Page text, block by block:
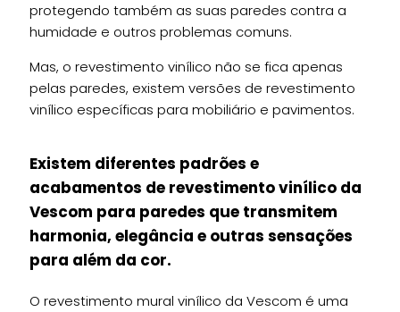
protegendo também as suas paredes contra a
humidade e outros problemas comuns.
Mas, o revestimento vinílico não se fica apenas
pelas paredes, existem versões de revestimento
vinílico específicas para mobiliário e pavimentos.
Existem diferentes padrões e
acabamentos de revestimento vinílico da
Vescom para paredes que transmitem
harmonia, elegância e outras sensações
para além da cor.
O revestimento mural vinílico da Vescom é uma